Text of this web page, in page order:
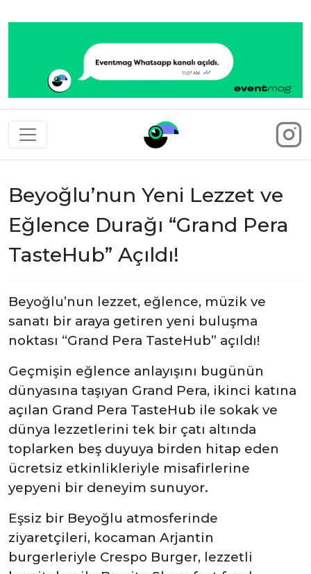
Eventmag
Beyoğlu’nun Yeni Lezzet ve
Eğlence Durağı “Grand Pera
TasteHub” Açıldı!
Beyoğlu’nun lezzet, eğlence, müzik ve
sanatı bir araya getiren yeni buluşma
noktası “Grand Pera TasteHub” açıldı!
Geçmişin eğlence anlayışını bugünün
dünyasına taşıyan Grand Pera, ikinci katına
açılan Grand Pera TasteHub ile sokak ve
dünya lezzetlerini tek bir çatı altında
toplarken beş duyuya birden hitap eden
ücretsiz etkinlikleriyle misafirlerine
yepyeni bir deneyim sunuyor.
Eşsiz bir Beyoğlu atmosferinde
ziyaretçileri, kocaman Arjantin
burgerleriyle Crespo Burger, lezzetli